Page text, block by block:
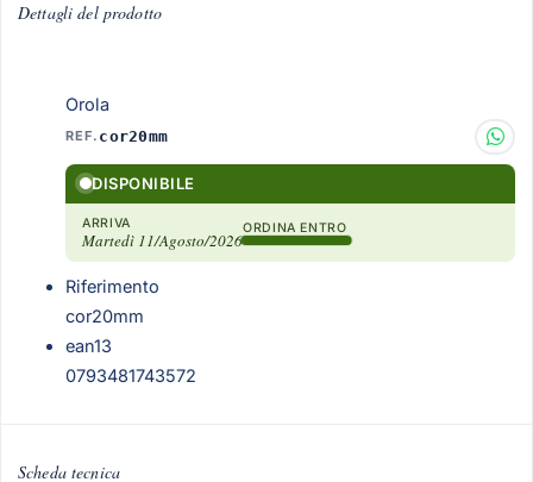
Dettagli del prodotto
Orola
REF. cor20mm
DISPONIBILE
ARRIVA
Martedì 11/Agosto/2026
ORDINA ENTRO
Riferimento
cor20mm
ean13
0793481743572
Scheda tecnica